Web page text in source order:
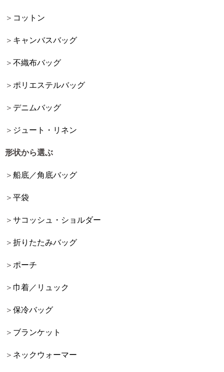
コットン
キャンバスバッグ
不織布バッグ
ポリエステルバッグ
デニムバッグ
ジュート・リネン
形状から選ぶ
船底／角底バッグ
平袋
サコッシュ・ショルダー
折りたたみバッグ
ポーチ
巾着／リュック
保冷バッグ
ブランケット
ネックウォーマー